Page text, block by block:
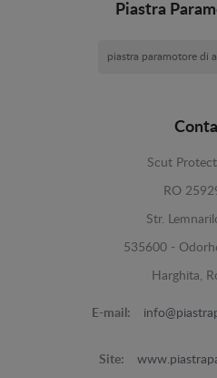
Piastra
piastra paramotore di
Scut
RO
Str.
535600 -
Harghita,
E-mail:
Site: